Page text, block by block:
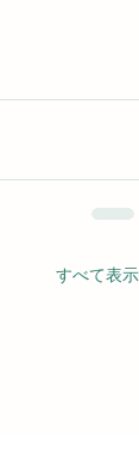
すべて表示